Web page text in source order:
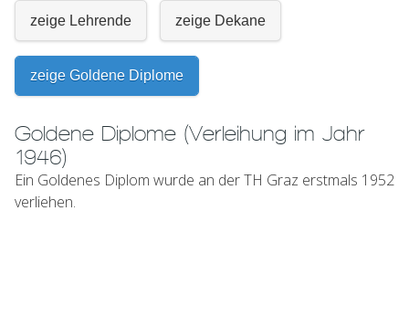
zeige Lehrende zeige Dekane
zeige Goldene Diplome
Goldene Diplome (Verleihung im Jahr
1946)
Ein Goldenes Diplom wurde an der TH Graz erstmals 1952
verliehen.